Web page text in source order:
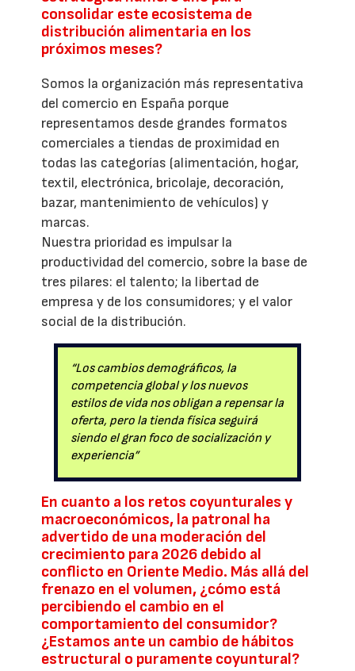
consolidar este ecosistema de
distribución alimentaria en los
próximos meses?
Somos la organización más representativa
del comercio en España porque
representamos desde grandes formatos
comerciales a tiendas de proximidad en
todas las categorías (alimentación, hogar,
textil, electrónica, bricolaje, decoración,
bazar, mantenimiento de vehículos) y
marcas.
Nuestra prioridad es impulsar la
productividad del comercio, sobre la base de
tres pilares: el talento; la libertad de
empresa y de los consumidores; y el valor
social de la distribución.
“Los cambios demográficos, la
competencia global y los nuevos
estilos de vida nos obligan a repensar la
oferta, pero la tienda física seguirá
siendo el gran foco de socialización y
experiencia”
En cuanto a los retos coyunturales y
macroeconómicos, la patronal ha
advertido de una moderación del
crecimiento para 2026 debido al
conflicto en Oriente Medio. Más allá del
frenazo en el volumen, ¿cómo está
percibiendo el cambio en el
comportamiento del consumidor?
¿Estamos ante un cambio de hábitos
estructural o puramente coyuntural?